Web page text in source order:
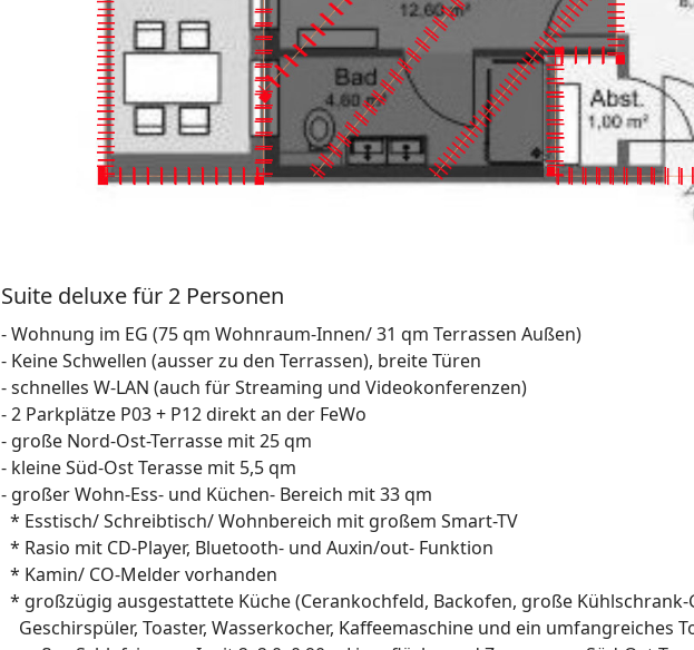
Suite deluxe für 2 Personen
- Wohnung im EG (75 qm Wohnraum-Innen/ 31 qm Terrassen Außen)
- Keine Schwellen (ausser zu den Terrassen), breite Türen
- schnelles W-LAN (auch für Streaming und Videokonferenzen)
- 2 Parkplätze P03 + P12 direkt an der FeWo
- große Nord-Ost-Terrasse mit 25 qm
- kleine Süd-Ost Terasse mit 5,5 qm
- großer Wohn-Ess- und Küchen- Bereich mit 33 qm
* Esstisch/ Schreibtisch/ Wohnbereich mit großem Smart-TV
* Rasio mit CD-Player, Bluetooth- und Auxin/out- Funktion
* Kamin/ CO-Melder vorhanden
* großzügig ausgestattete Küche (Cerankochfeld, Backofen, große
Geschirspüler, Toaster, Wasserkocher, Kaffeemaschine und ein umfangreiches